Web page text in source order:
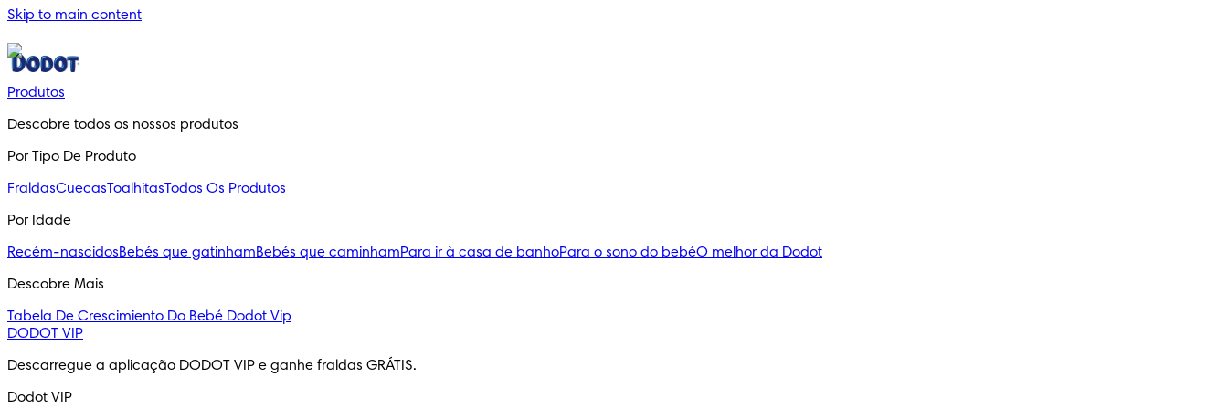
Skip to main content
Produtos
Descobre todos os nossos produtos
Por Tipo De Produto
FraldasCuecasToalhitasTodos Os Produtos
Por Idade
Recém-nascidosBebés que gatinhamBebés que caminhamPara ir à casa de banhoPara o sono do bebéO melhor da Dodot
Descobre Mais
Tabela De Crescimiento Do Bebé Dodot Vip
DODOT VIP
Descarregue a aplicação DODOT VIP e ganhe fraldas GRÁTIS.
Dodot VIP